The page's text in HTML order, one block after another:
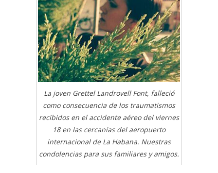
La joven Grettel Landrovell Font, falleció
como consecuencia de los traumatismos
recibidos en el accidente aéreo del viernes
18 en las cercanías del aeropuerto
internacional de La Habana. Nuestras
condolencias para sus familiares y amigos.